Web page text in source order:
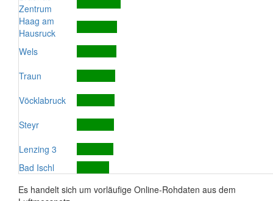
Zentrum
Haag am
Hausruck
Wels
Traun
Vöcklabruck
Steyr
Lenzing 3
Bad Ischl
Es handelt sich um vorläufige Online-Rohdaten aus dem